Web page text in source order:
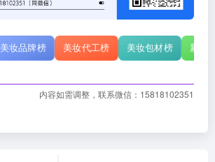
美妆品牌榜 美妆代工榜 美妆包材榜 新原
内容如需调整，联系微信：15818102351